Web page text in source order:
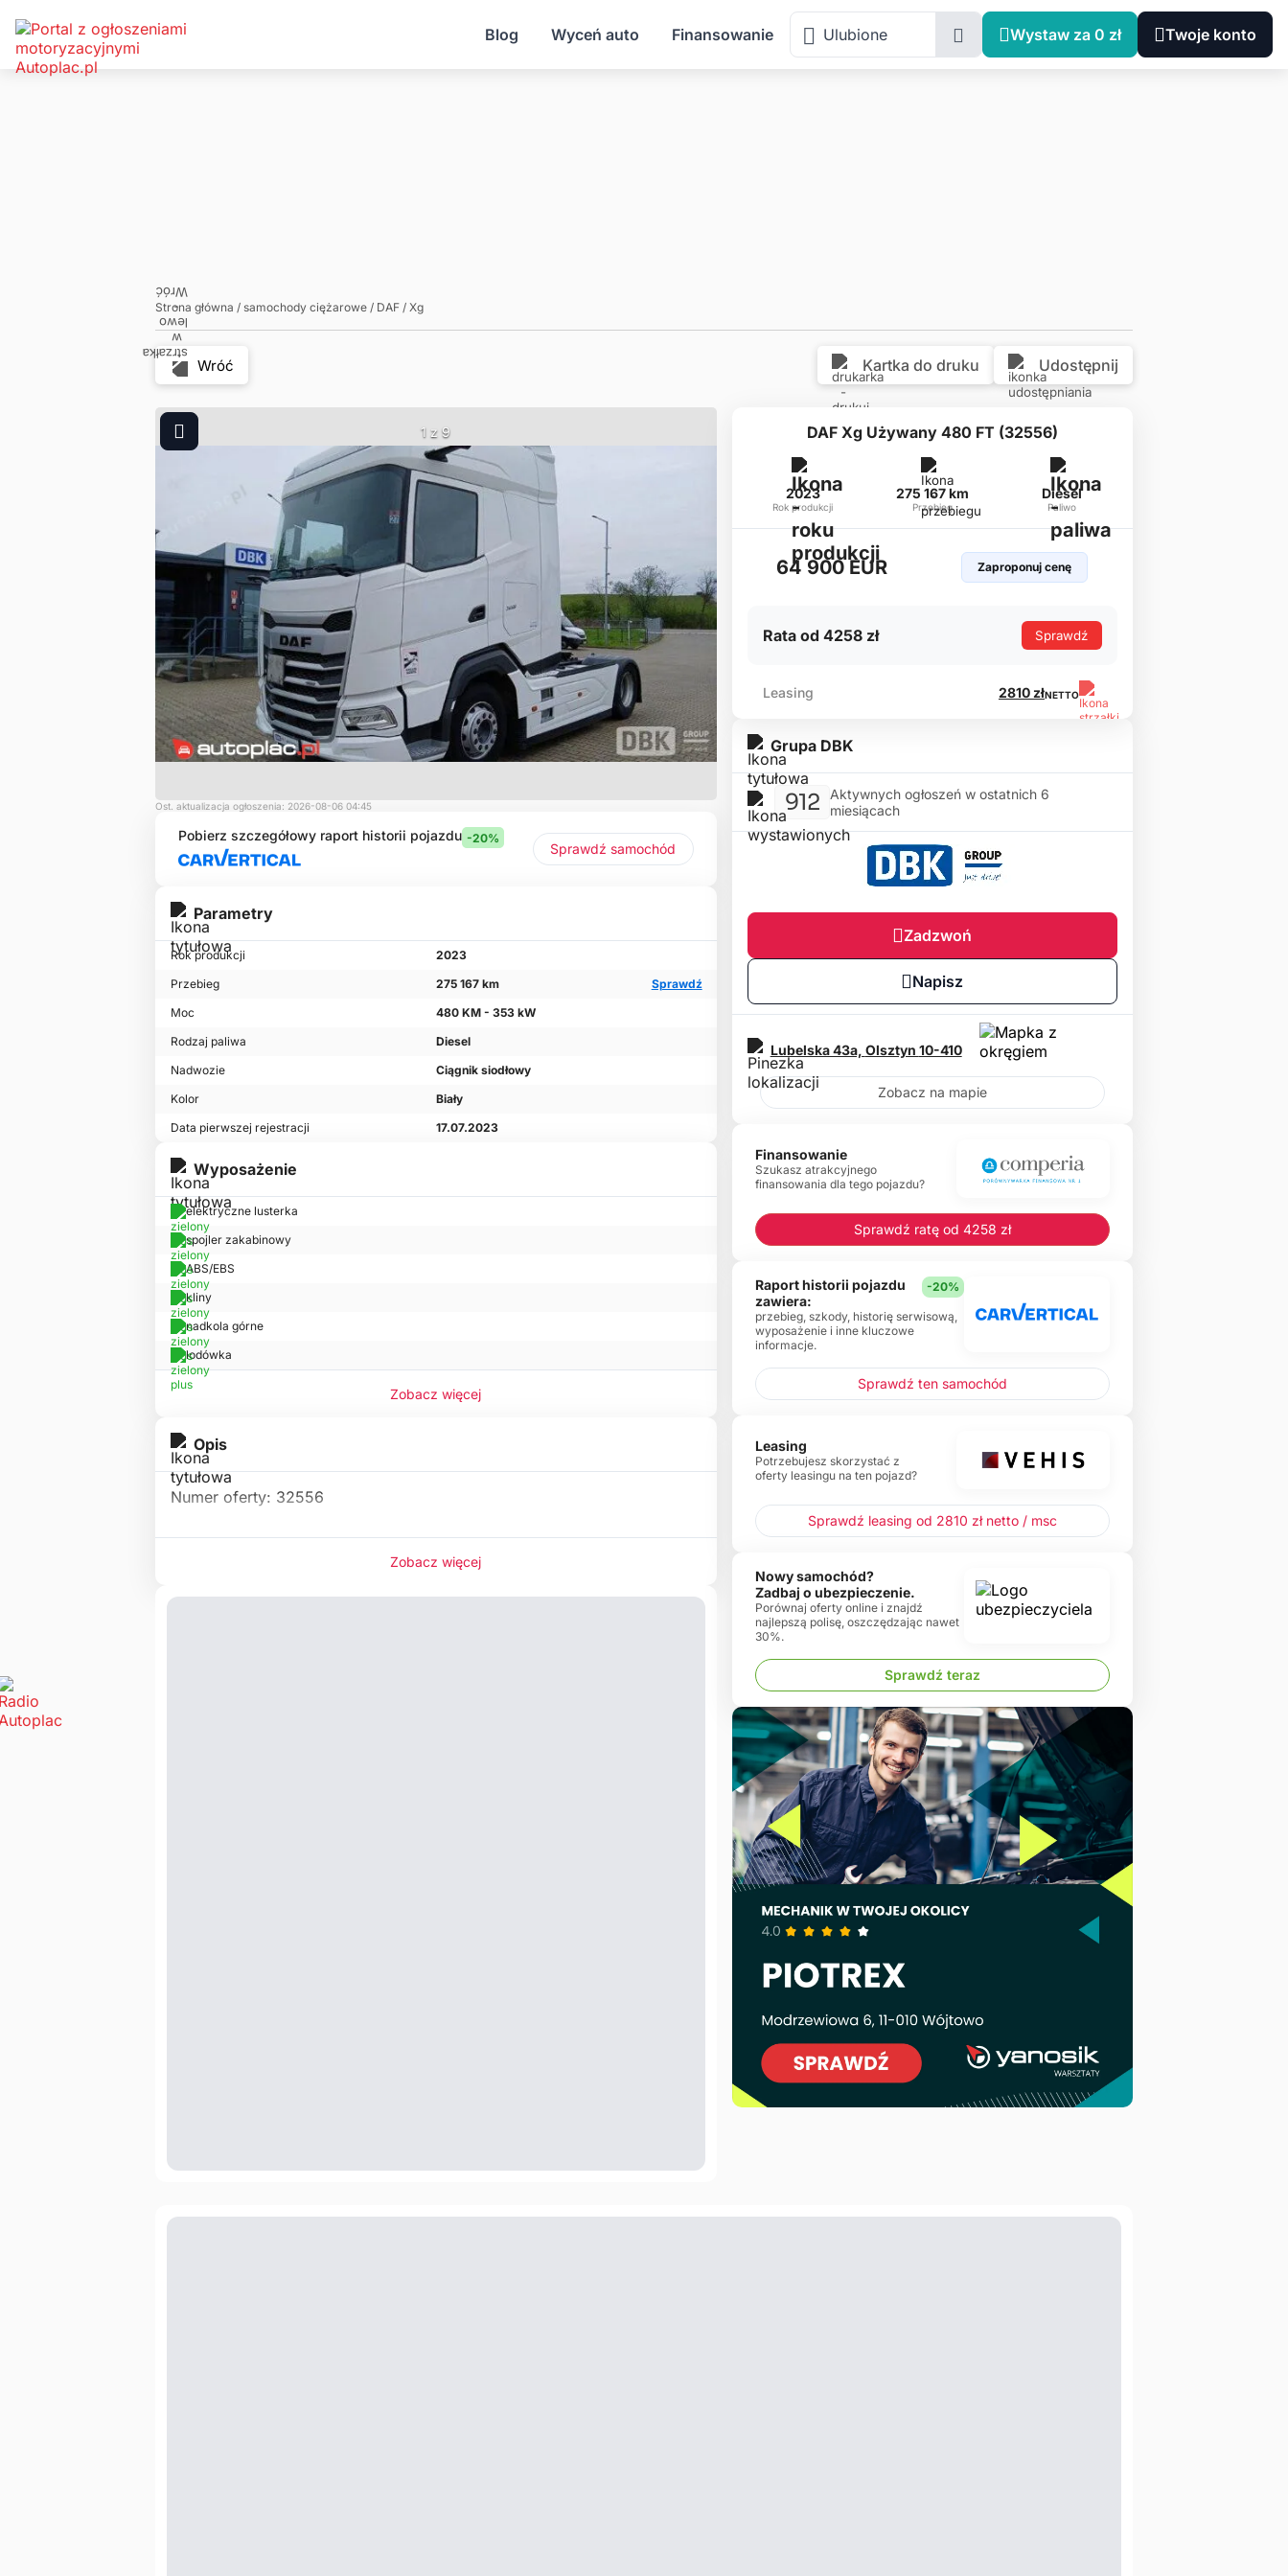
Blog Wyceń auto Finansowanie Ulubione Wystaw za 0 zł Twoje konto
Warmińsko-Mazurskie, Olsztyn, Lubelska 43a
Strona główna / samochody ciężarowe / DAF / Xg
Wróć Kartka do druku Udostępnij
1 z 9
Ost. aktualizacja ogłoszenia: 2026-08-06 04:45
Pobierz szczegółowy raport historii pojazdu -20%
Sprawdź samochód
Parametry
Rok produkcji
2023
Przebieg
275 167 km
Sprawdź
Moc
480 KM - 353 kW
Rodzaj paliwa
Diesel
Nadwozie
Ciągnik siodłowy
Kolor
Biały
Data pierwszej rejestracji
17.07.2023
Wyposażenie
elektryczne lusterka
spojler zakabinowy
ABS/EBS
kliny
nadkola górne
lodówka
Zobacz więcej
Opis
Numer oferty: 32556
Zobacz więcej
DAF Xg Używany 480 FT (32556)
2023
Rok produkcji
275 167 km
Przebieg
Diesel
Paliwo
64 900 EUR Zaproponuj cenę
Rata od 4258 zł Sprawdź
Leasing 2810 złNETTO
Grupa DBK
912
Aktywnych ogłoszeń w ostatnich 6
miesiącach
Zadzwoń
Napisz
Lubelska 43a, Olsztyn 10-410
Zobacz na mapie
Finansowanie
Szukasz atrakcyjnego
finansowania dla tego pojazdu?
Sprawdź ratę od 4258 zł
Raport historii pojazdu
zawiera:
-20%
przebieg, szkody, historię serwisową,
wyposażenie i inne kluczowe
informacje.
Sprawdź ten samochód
Leasing
Potrzebujesz skorzystać z
oferty leasingu na ten pojazd?
Sprawdź leasing od 2810 zł netto / msc
Nowy samochód?
Zadbaj o ubezpieczenie.
Porównaj oferty online i znajdź
najlepszą polisę, oszczędzając nawet
30%.
Sprawdź teraz